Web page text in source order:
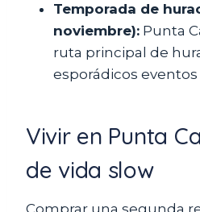
Temporada de
noviembre): Punta
ruta principal de
esporádicos
Vivir en Punta
de vida slow